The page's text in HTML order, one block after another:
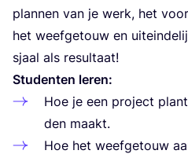
plan­nen van je werk, het
het weef­ge­touw en
sjaal als resultaat!
Stu­den­ten leren:
Hoe je een pro­ject
den maakt.
Hoe het weef­ge­touw